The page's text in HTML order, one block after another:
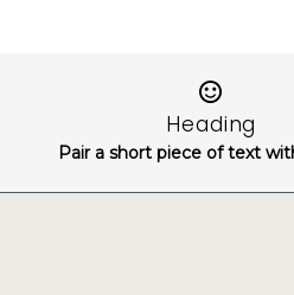
Heading
Pair a short piece of text